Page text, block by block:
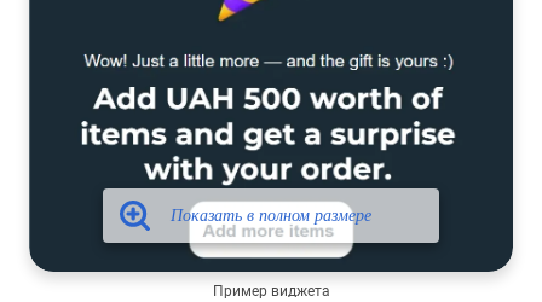
Пример виджета